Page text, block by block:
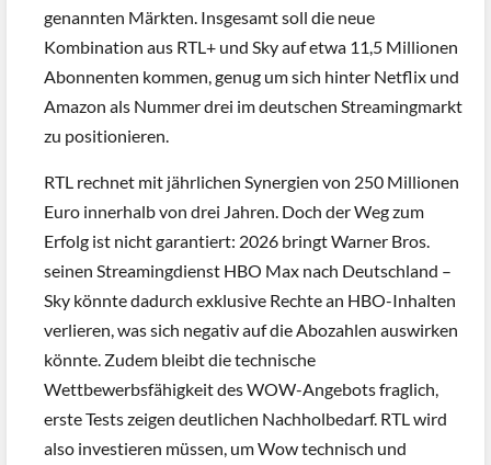
genannten Märkten. Insgesamt soll die neue
Kombination aus RTL+ und Sky auf etwa 11,5 Millionen
Abonnenten kommen, genug um sich hinter Netflix und
Amazon als Nummer drei im deutschen Streamingmarkt
zu positionieren.
RTL rechnet mit jährlichen Synergien von 250 Millionen
Euro innerhalb von drei Jahren. Doch der Weg zum
Erfolg ist nicht garantiert: 2026 bringt Warner Bros.
seinen Streamingdienst HBO Max nach Deutschland –
Sky könnte dadurch exklusive Rechte an HBO-Inhalten
verlieren, was sich negativ auf die Abozahlen auswirken
könnte. Zudem bleibt die technische
Wettbewerbsfähigkeit des WOW-Angebots fraglich,
erste Tests zeigen deutlichen Nachholbedarf. RTL wird
also investieren müssen, um Wow technisch und